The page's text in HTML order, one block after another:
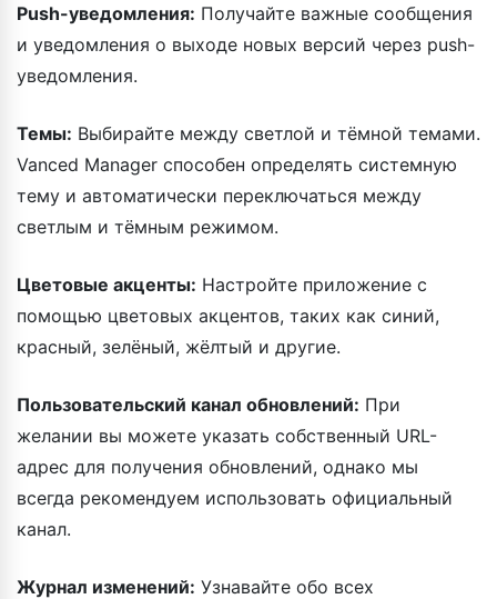
Push-уведомления: Получайте важные сообщения
и уведомления о выходе новых версий через push-
уведомления.
Темы: Выбирайте между светлой и тёмной темами.
Vanced Manager способен определять системную
тему и автоматически переключаться между
светлым и тёмным режимом.
Цветовые акценты: Настройте приложение с
помощью цветовых акцентов, таких как синий,
красный, зелёный, жёлтый и другие.
Пользовательский канал обновлений: При
желании вы можете указать собственный URL-
адрес для получения обновлений, однако мы
всегда рекомендуем использовать официальный
канал.
Журнал изменений: Узнавайте обо всех